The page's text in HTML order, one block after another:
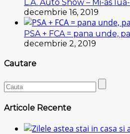
L.A. Auto Show – Mi-as
decembrie 16, 2019
PSA + FCA = pana unde,
decembrie 2, 2019
Cautare
Articole Recente